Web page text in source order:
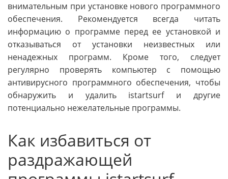
внимательным при установке нового программного
обеспечения. Рекомендуется всегда читать
информацию о программе перед ее установкой и
отказываться от установки неизвестных или
ненадежных программ. Кроме того, следует
регулярно проверять компьютер с помощью
антивирусного программного обеспечения, чтобы
обнаружить и удалить istartsurf и другие
потенциально нежелательные программы.
Как избавиться от
раздражающей